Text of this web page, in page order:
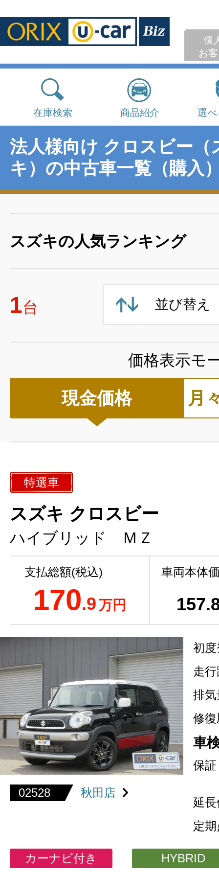
個
お
在庫検索 商品紹介 選
法人様向け クロスビー（
キ）の中古車一覧（購入
スズキの人気ランキング
1台 並び替え
価格表示モ
現金価格 月
特選車
スズキ クロスビー
ハイブリッド ＭＺ
支払総額(税込)
170.9万円
車両本体
157
02528 秋田店
初
走
排気
修復
車
保証
延
定
カーナビ付き HYBRID